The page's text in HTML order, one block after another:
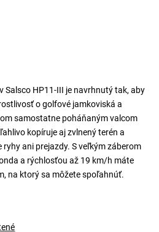
Salsco HP11-III je navrhnutý tak, aby
o golfové jamkoviská a
samostatne poháňaným valcom
kopíruje aj zvlnený terén a
ryhy ani prejazdy. S veľkým záberom
a rýchlosťou až 19 km/h máte
na ktorý sa môžete spoľahnúť.